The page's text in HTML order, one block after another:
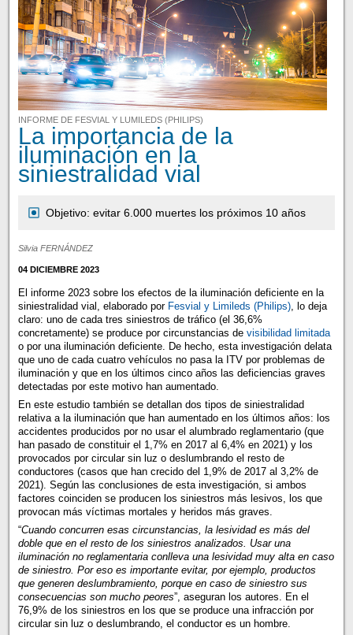
INFORME DE FESVIAL Y LUMILEDS (PHILIPS)
La importancia de la
iluminación en la
siniestralidad vial
Objetivo: evitar 6.000 muertes los próximos 10 años
Silvia FERNÁNDEZ
04 DICIEMBRE 2023
El informe 2023 sobre los efectos de la iluminación deficiente en la
siniestralidad vial, elaborado por Fesvial y Limileds (Philips), lo deja
claro: uno de cada tres siniestros de tráfico (el 36,6%
concretamente) se produce por circunstancias de visibilidad limitada
o por una iluminación deficiente. De hecho, esta investigación delata
que uno de cada cuatro vehículos no pasa la ITV por problemas de
iluminación y que en los últimos cinco años las deficiencias graves
detectadas por este motivo han aumentado.
En este estudio también se detallan dos tipos de siniestralidad
relativa a la iluminación que han aumentado en los últimos años: los
accidentes producidos por no usar el alumbrado reglamentario (que
han pasado de constituir el 1,7% en 2017 al 6,4% en 2021) y los
provocados por circular sin luz o deslumbrando el resto de
conductores (casos que han crecido del 1,9% de 2017 al 3,2% de
2021). Según las conclusiones de esta investigación, si ambos
factores coinciden se producen los siniestros más lesivos, los que
provocan más víctimas mortales y heridos más graves.
“Cuando concurren esas circunstancias, la lesividad es más del
doble que en el resto de los siniestros analizados. Usar una
iluminación no reglamentaria conlleva una lesividad muy alta en caso
de siniestro. Por eso es importante evitar, por ejemplo, productos
que generen deslumbramiento, porque en caso de siniestro sus
consecuencias son mucho peores”, aseguran los autores. En el
76,9% de los siniestros en los que se produce una infracción por
circular sin luz o deslumbrando, el conductor es un hombre.